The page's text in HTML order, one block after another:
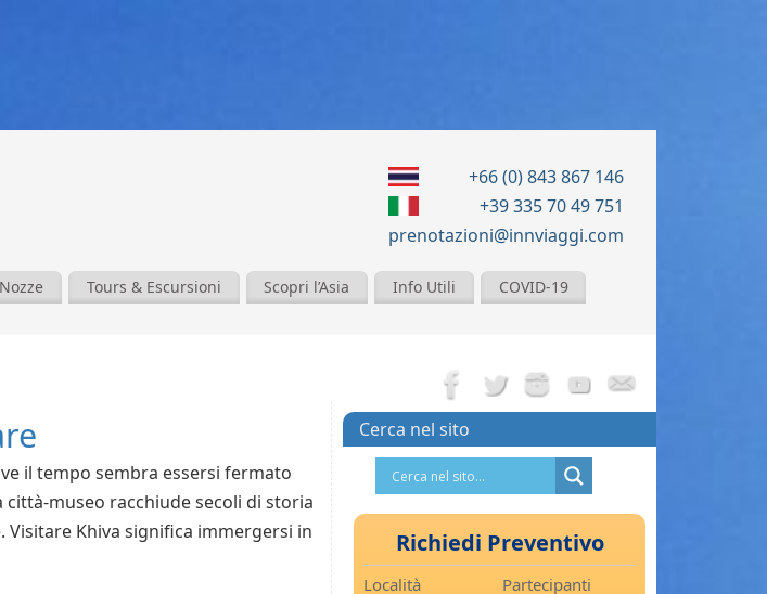
+66 (0) 843 867 146
+39 335 70 49 751
prenotazioni@innviaggi.com
Tours & Escursioni Scopri l’Asia Info Utili
COVID-19
il tempo sembra essersi fermato
città-museo racchiude secoli di storia
Khiva significa immergersi in
Cerca nel sito
Richiedi Preventivo
Località Partecipanti